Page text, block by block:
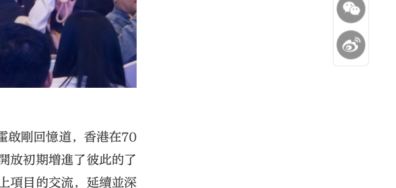
啟剛回憶道，香港在70
放初期增進了彼此的了
項目的交流，延續並深